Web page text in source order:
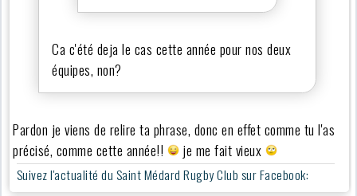
Ca c'été deja le cas cette année pour nos deux
équipes, non?
Pardon je viens de relire ta phrase, donc en effet comme tu l'as
précisé, comme cette année!!
je me fait vieux
Suivez l'actualité du Saint Médard Rugby Club sur Facebook: